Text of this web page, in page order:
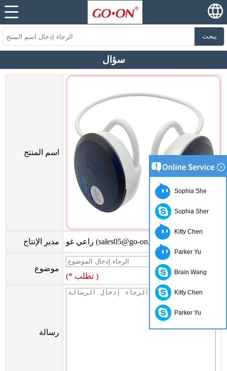
يبحث
سؤال
اسم المنتج
مدير الإنتاج راعي غو (sales05@go-on.cn)
موضوع
(* تطلب )
رسالة
Sophia She
Sophia Sher
Kitty Chen
Parker Yu
Brain Wang
Kitty Chen
Parker Yu